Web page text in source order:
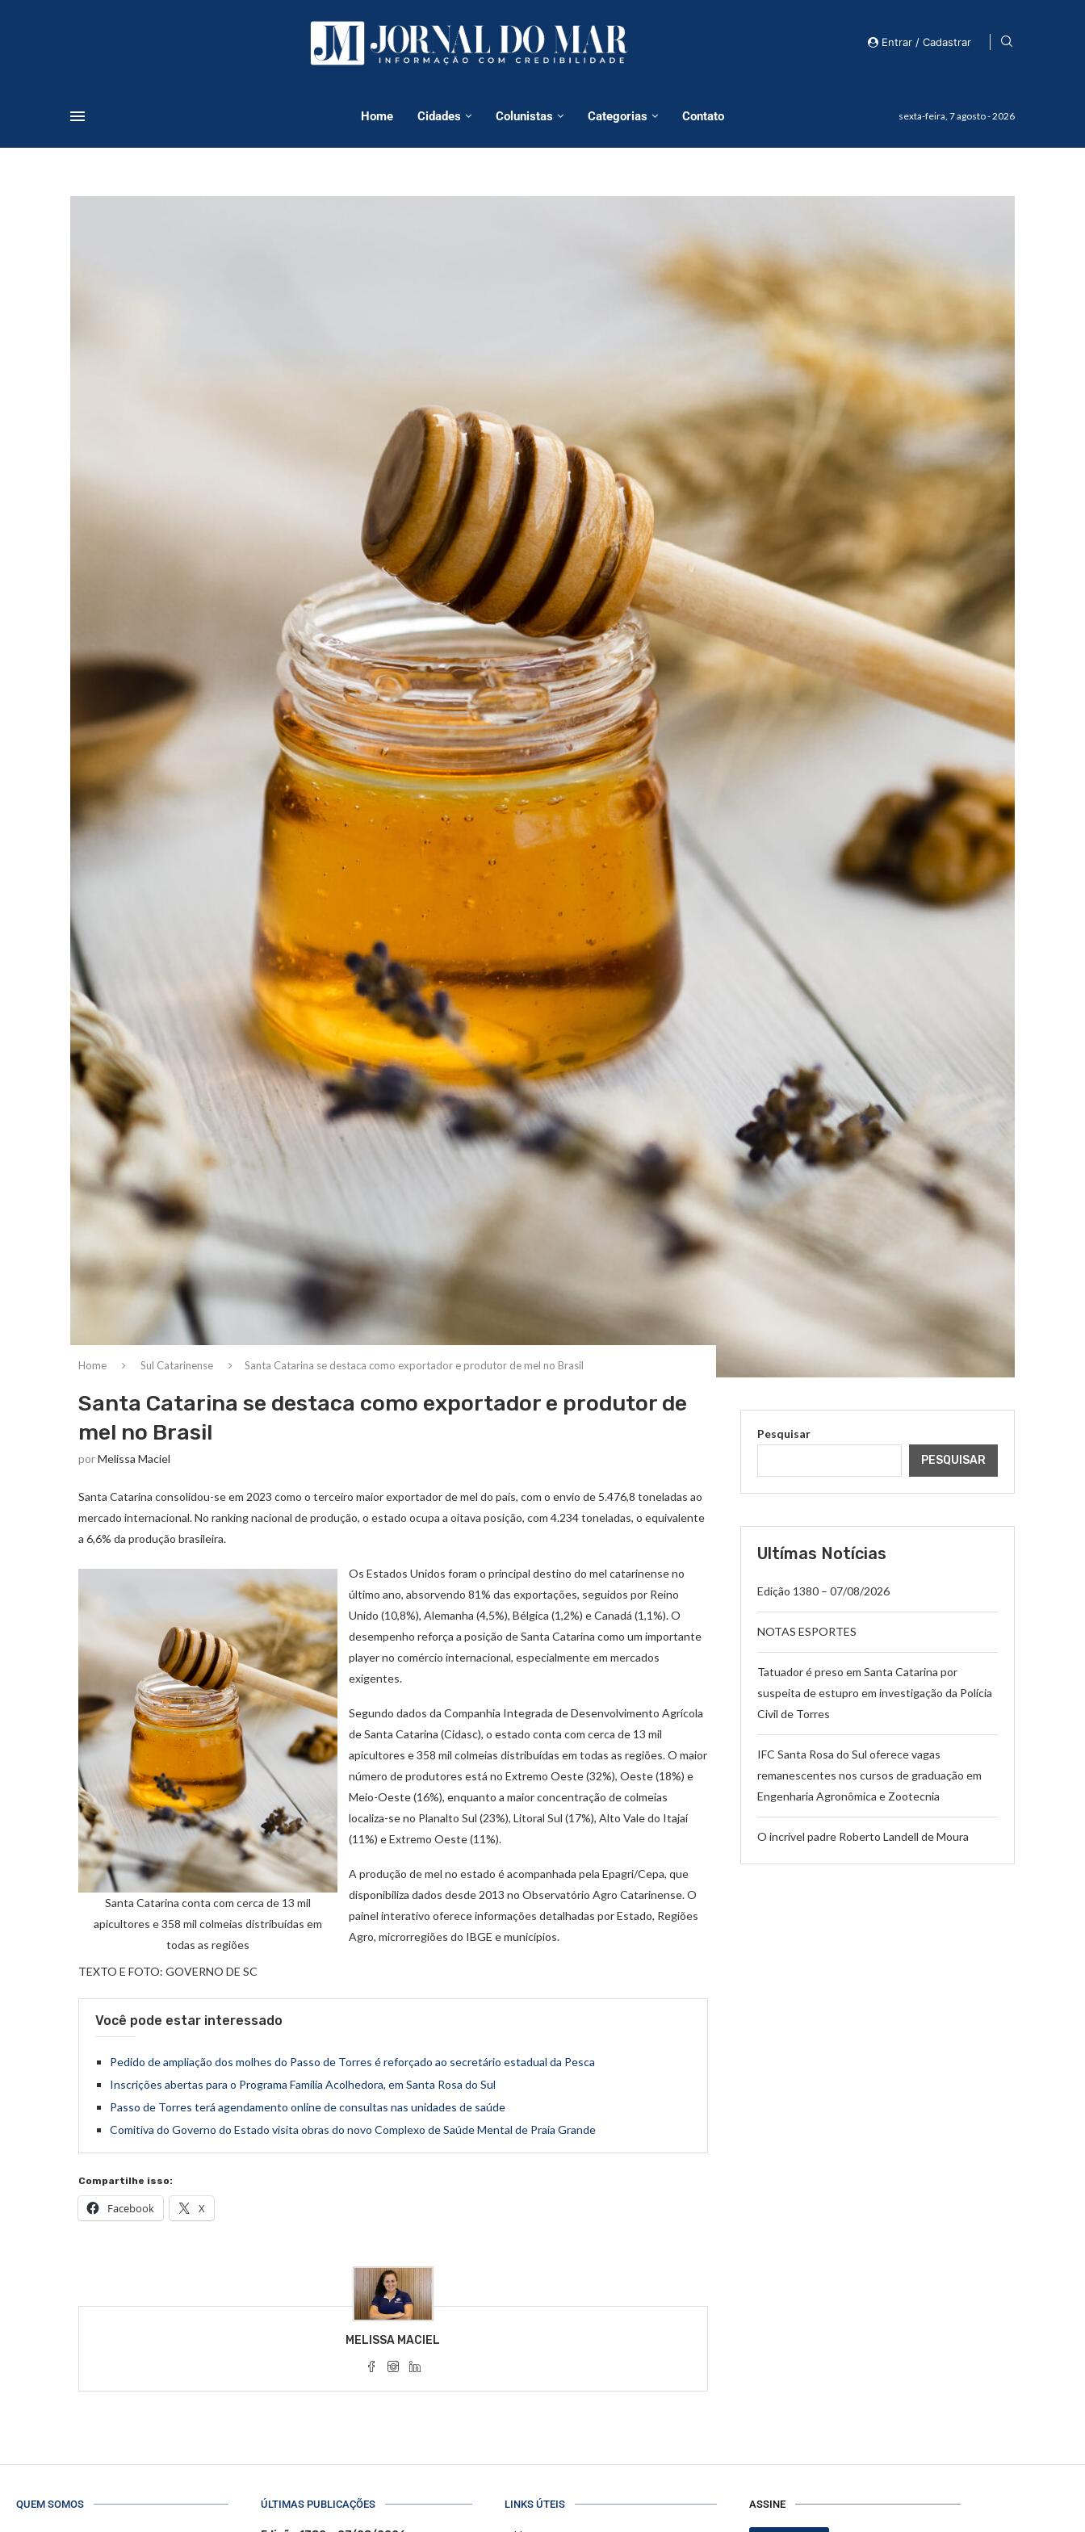
Entrar / Cadastrar
Home Cidades Colunistas Categorias Contato sexta-feira, 7 agosto - 2026
Home Sul Catarinense Santa Catarina se destaca como exportador e produtor de mel no Brasil
Santa Catarina se destaca como exportador e produtor de
mel no Brasil
porMelissa Maciel
Santa Catarina consolidou-se em 2023 como o terceiro maior exportador de mel do país, com o envio de 5.476,8 toneladas ao
mercado internacional. No ranking nacional de produção, o estado ocupa a oitava posição, com 4.234 toneladas, o equivalente
a 6,6% da produção brasileira.
Santa Catarina conta com cerca de 13 mil
apicultores e 358 mil colmeias distribuídas em
todas as regiões
Os Estados Unidos foram o principal destino do mel catarinense no
último ano, absorvendo 81% das exportações, seguidos por Reino
Unido (10,8%), Alemanha (4,5%), Bélgica (1,2%) e Canadá (1,1%). O
desempenho reforça a posição de Santa Catarina como um importante
player no comércio internacional, especialmente em mercados
exigentes.
Segundo dados da Companhia Integrada de Desenvolvimento Agrícola
de Santa Catarina (Cidasc), o estado conta com cerca de 13 mil
apicultores e 358 mil colmeias distribuídas em todas as regiões. O maior
número de produtores está no Extremo Oeste (32%), Oeste (18%) e
Meio-Oeste (16%), enquanto a maior concentração de colmeias
localiza-se no Planalto Sul (23%), Litoral Sul (17%), Alto Vale do Itajaí
(11%) e Extremo Oeste (11%).
A produção de mel no estado é acompanhada pela Epagri/Cepa, que
disponibiliza dados desde 2013 no Observatório Agro Catarinense. O
painel interativo oferece informações detalhadas por Estado, Regiões
Agro, microrregiões do IBGE e municípios.
TEXTO E FOTO: GOVERNO DE SC
Você pode estar interessado
Pedido de ampliação dos molhes do Passo de Torres é reforçado ao secretário estadual da Pesca
Inscrições abertas para o Programa Família Acolhedora, em Santa Rosa do Sul
Passo de Torres terá agendamento online de consultas nas unidades de saúde
Comitiva do Governo do Estado visita obras do novo Complexo de Saúde Mental de Praia Grande
Compartilhe isso:
Facebook X
MELISSA MACIEL
Pesquisar
PESQUISAR
Ultímas Notícias
Edição 1380 – 07/08/2026
NOTAS ESPORTES
Tatuador é preso em Santa Catarina por
suspeita de estupro em investigação da Polícia
Civil de Torres
IFC Santa Rosa do Sul oferece vagas
remanescentes nos cursos de graduação em
Engenharia Agronômica e Zootecnia
O incrível padre Roberto Landell de Moura
QUEM SOMOS ÚLTIMAS PUBLICAÇÕES LINKS ÚTEIS ASSINE